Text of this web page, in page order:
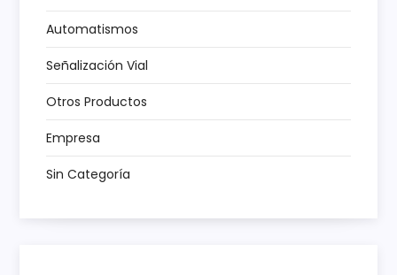
n
t
r
a
d
a
Automatismos
Señalización Vial
Otros Productos
Empresa
Sin Categoría